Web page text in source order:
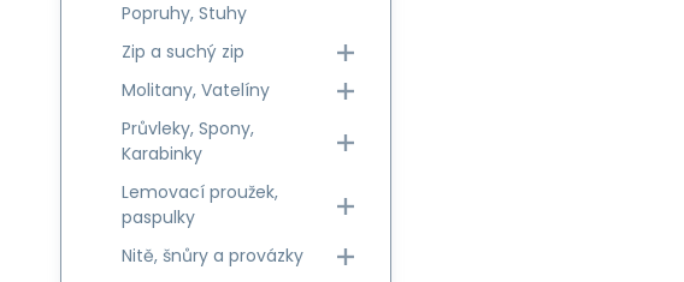
Popruhy, Stuhy
Zip a suchý zip
Molitany, Vatelíny
Průvleky, Spony,
Karabinky
Lemovací proužek,
paspulky
Nitě, šnůry a provázky